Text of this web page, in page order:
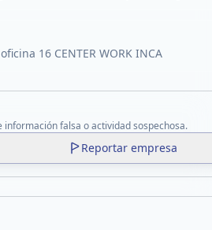
16 CENTER WORK INCA
información falsa o actividad sospechosa.
Reportar empresa